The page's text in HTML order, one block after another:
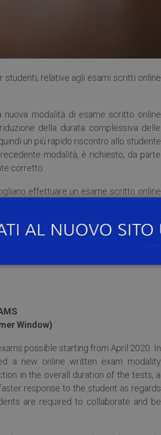
studenti, relative agli esami scritti online
nuova modalità di esame scritto online
della durata complessiva delle
un più rapido riscontro allo studente
modalità, è richiesto, da parte
corretto.
effettuare un esame scritto online
eventualmente essere integrate da
Window)
possible starting from April 2020. In
a new online written exam modality
in the overall duration of the tests, a
response to the student as regards
are required to collaborate and be